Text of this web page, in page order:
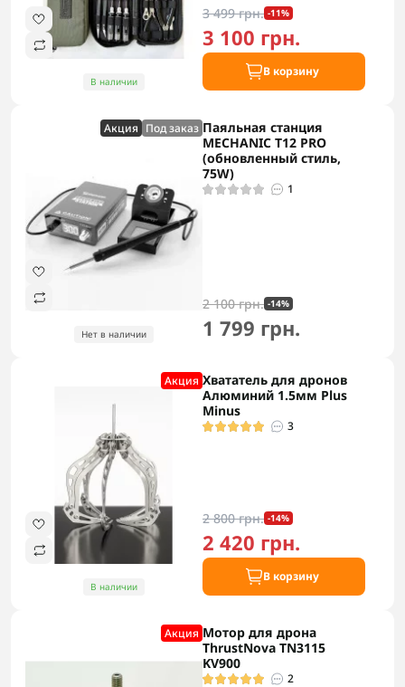
В наличии
3 499 грн. -11%
3 100 грн.
В корзину
Акция Под заказ
Нет в наличии
Паяльная станция
MECHANIC T12 PRO
(обновленный стиль,
75W)
1
2 100 грн. -14%
1 799 грн.
Акция
В наличии
Хвататель для дронов
Алюминий 1.5мм Plus
Minus
3
2 800 грн. -14%
2 420 грн.
В корзину
Акция Мотор для дрона
ThrustNova TN3115
KV900
2